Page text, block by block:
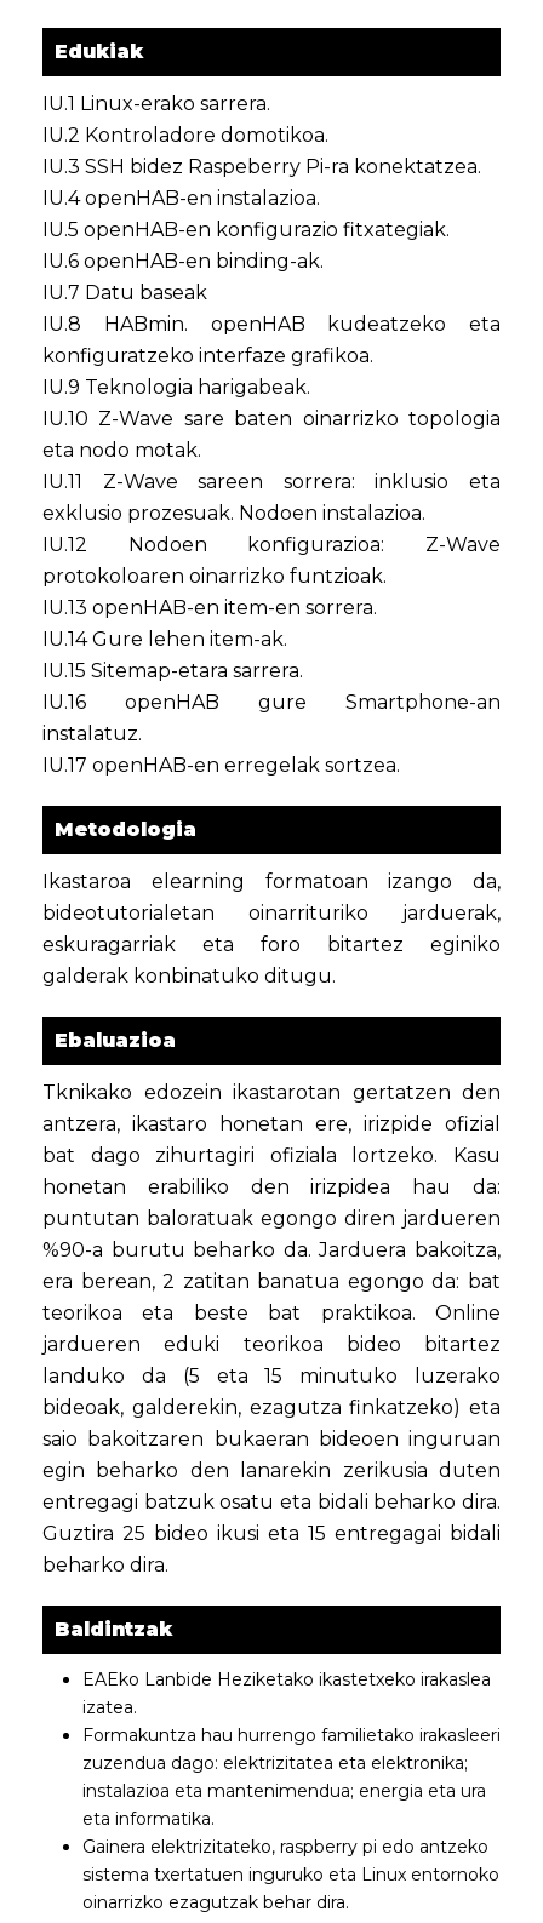
Edukiak
IU.1 Linux-erako sarrera.
IU.2 Kontroladore domotikoa.
IU.3 SSH bidez Raspeberry Pi-ra konektatzea.
IU.4 openHAB-en instalazioa.
IU.5 openHAB-en konfigurazio fitxategiak.
IU.6 openHAB-en binding-ak.
IU.7 Datu baseak
IU.8 HABmin. openHAB kudeatzeko eta
konfiguratzeko interfaze grafikoa.
IU.9 Teknologia harigabeak.
IU.10 Z-Wave sare baten oinarrizko topologia
eta nodo motak.
IU.11 Z-Wave sareen sorrera: inklusio eta
exklusio prozesuak. Nodoen instalazioa.
IU.12 Nodoen konfigurazioa: Z-Wave
protokoloaren oinarrizko funtzioak.
IU.13 openHAB-en item-en sorrera.
IU.14 Gure lehen item-ak.
IU.15 Sitemap-etara sarrera.
IU.16 openHAB gure Smartphone-an
instalatuz.
IU.17 openHAB-en erregelak sortzea.
Metodologia
Ikastaroa elearning formatoan izango da,
bideotutorialetan oinarrituriko jarduerak,
eskuragarriak eta foro bitartez eginiko
galderak konbinatuko ditugu.
Ebaluazioa
Tknikako edozein ikastarotan gertatzen den
antzera, ikastaro honetan ere, irizpide ofizial
bat dago zihurtagiri ofiziala lortzeko. Kasu
honetan erabiliko den irizpidea hau da:
puntutan baloratuak egongo diren jardueren
%90-a burutu beharko da. Jarduera bakoitza,
era berean, 2 zatitan banatua egongo da: bat
teorikoa eta beste bat praktikoa. Online
jardueren eduki teorikoa bideo bitartez
landuko da (5 eta 15 minutuko luzerako
bideoak, galderekin, ezagutza finkatzeko) eta
saio bakoitzaren bukaeran bideoen inguruan
egin beharko den lanarekin zerikusia duten
entregagi batzuk osatu eta bidali beharko dira.
Guztira 25 bideo ikusi eta 15 entregagai bidali
beharko dira.
Baldintzak
EAEko Lanbide Heziketako ikastetxeko irakaslea
izatea.
Formakuntza hau hurrengo familietako irakasleeri
zuzendua dago: elektrizitatea eta elektronika;
instalazioa eta mantenimendua; energia eta ura
eta informatika.
Gainera elektrizitateko, raspberry pi edo antzeko
sistema txertatuen inguruko eta Linux entornoko
oinarrizko ezagutzak behar dira.